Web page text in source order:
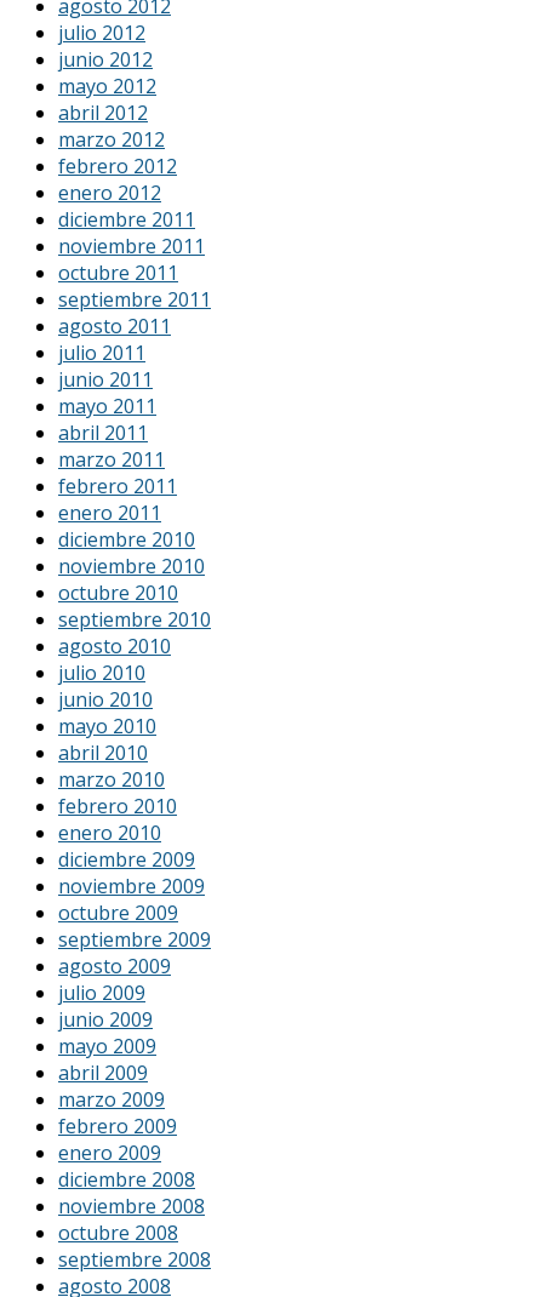
agosto 2012
julio 2012
junio 2012
mayo 2012
abril 2012
marzo 2012
febrero 2012
enero 2012
diciembre 2011
noviembre 2011
octubre 2011
septiembre 2011
agosto 2011
julio 2011
junio 2011
mayo 2011
abril 2011
marzo 2011
febrero 2011
enero 2011
diciembre 2010
noviembre 2010
octubre 2010
septiembre 2010
agosto 2010
julio 2010
junio 2010
mayo 2010
abril 2010
marzo 2010
febrero 2010
enero 2010
diciembre 2009
noviembre 2009
octubre 2009
septiembre 2009
agosto 2009
julio 2009
junio 2009
mayo 2009
abril 2009
marzo 2009
febrero 2009
enero 2009
diciembre 2008
noviembre 2008
octubre 2008
septiembre 2008
agosto 2008